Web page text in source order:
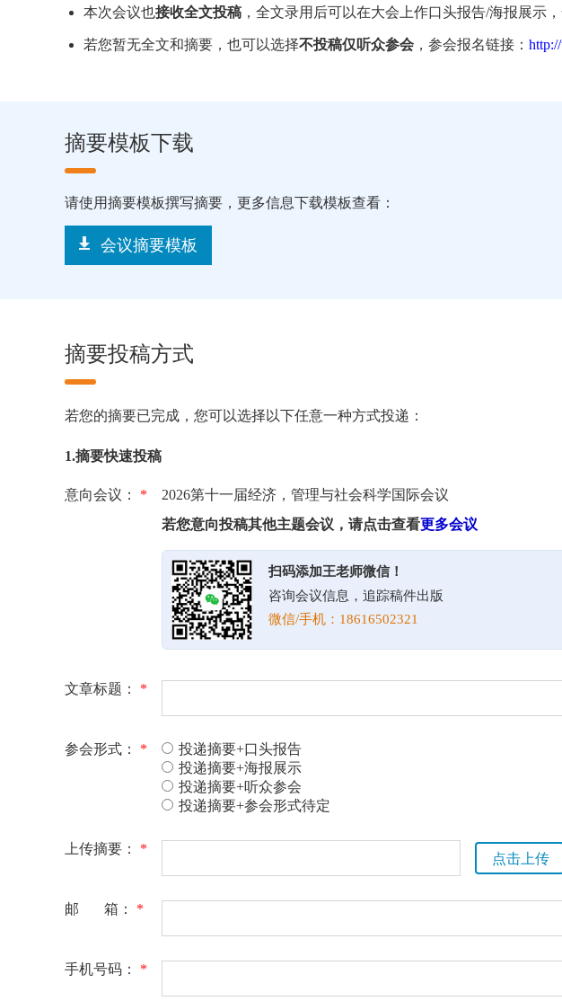
本次会议也接收全文投稿 ，全文录用后可以在大会上作口头报告/海报展示
若您暂无全文和摘要，也可以选择不投稿仅听众参会 ，参会报名链接：
摘要模板下载
请使用摘要模板撰写摘要，更多信息下载模板查看：
会议摘要模板
摘要投稿方式
若您的摘要已完成，您可以选择以下任意一种方式投递：
1.摘要快速投稿
意向会议： *
2026第十一届经济，管理与社会科学国际会议
若您意向投稿其他主题会议，请点击查看更多会议
扫码添加王老师微信！
咨询会议信息，追踪稿件出版
微信/手机：18616502321
文章标题： *
参会形式： *
投递摘要+口头报告
投递摘要+海报展示
投递摘要+听众参会
投递摘要+参会形式待定
上传摘要： *
点击上传
邮 箱： *
手机号码： *